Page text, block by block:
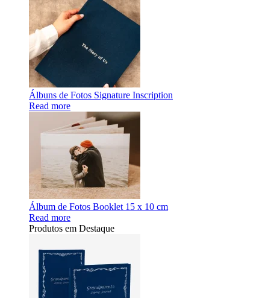
Álbuns de Fotos Signature Inscription
Read more
Álbum de Fotos Booklet 15 x 10 cm
Read more
Produtos em Destaque